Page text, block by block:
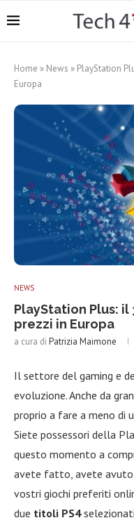
Home » News » PlayStation
Europa
NEWS
PlayStation Plus:
prezzi in Europa
a cura di Patrizia Maimone
Il settore del gaming e
evoluzione. Anche da
proprio a fare a meno di
Siete possessori della
questo momento a
avete fatto, avete avuto
vostri giochi preferiti
due titoli PS4